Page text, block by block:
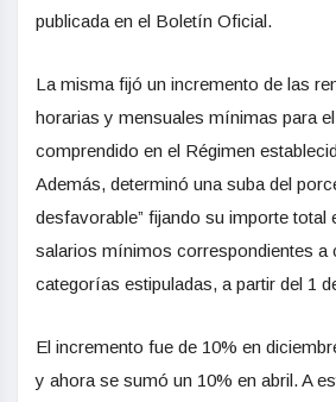
publicada en el Boletín Oficial.
La misma fijó un incremento de las
horarias y mensuales mínimas para
comprendido en el Régimen
Además, determinó una suba del
desfavorable” fijando su importe total
salarios mínimos correspondientes a
categorías estipuladas, a partir del 1
El incremento fue de 10% en
y ahora se sumó un 10% en abril. A